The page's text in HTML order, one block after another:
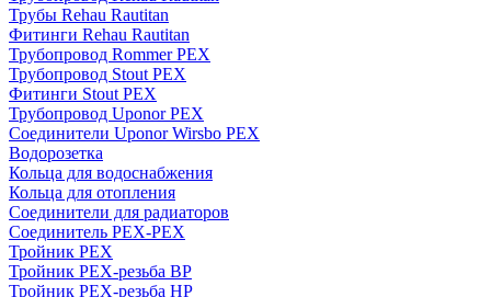
Трубы Rehau Rautitan
Фитинги Rehau Rautitan
Трубопровод Rommer PEX
Трубопровод Stout PEX
Фитинги Stout PEX
Трубопровод Uponor PEX
Соединители Uponor Wirsbo PEX
Водорозетка
Кольца для водоснабжения
Кольца для отопления
Соединители для радиаторов
Соединитель PEX-PEX
Тройник PEX
Тройник PEX-резьба ВР
Тройник PEX-резьба НР